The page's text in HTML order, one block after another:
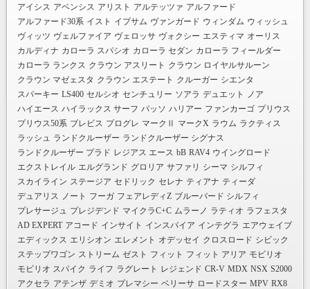
アイシス アベンシス アリスト アルテッツァ アルファード
アルファード30系 イスト イプサム ヴァンガード ウィンダム ウィッシュ
ヴィッツ ヴェルファイア ヴェロッサ ヴォクシー エスティマ オーリス
カルディナ カローラ スパシオ カローラ セダン カローラ フィールダー
カローラ ランクス クラウン アスリート クラウン ロイヤルサルーン
クラウン マゼェスタ クラウン エステート クルーガー シエンタ
スパーキー LS400 セルシオ センチュリー ソアラ デュエット
ノア
ハイエース ハイラックス サーフ パッソ ハリアー ファンカーゴ プリウス
プリウス50系 ブレビス プログレ マークⅡ マークX ラウム ラクティス
ラッシュ ランドクルーザー ランドクルーザー シグナス
ランドクルーザー プラド レジアス エース bB RAV4 ウイングロード
エクストレイル エルグランド グロリア サファリ シーマ シルフィ
スカイライン ステージア セドリック セレナ ティアナ ティーダ
デュアリス
ノート フーガ フェアレディZ ブルーバード シルフィ
プレサージュ プレジデンド マイクラC+C ムラーノ ラティオ ラフェスタ
AD EXPERT アコード インサイト インスパイア インテグラ エアウェイブ
エディックス エリシオン エレメント オデッセイ クロスロード シビック
ステップワゴン ストリーム ゼスト フィット フィット アリア モビリオ
モビリオ スパイク ライフ ラグレート レジェンド CR-V MDX NSX S2000
アクセラ アテンザ デミオ プレマシー ベリーサ ロードスター MPV RX8